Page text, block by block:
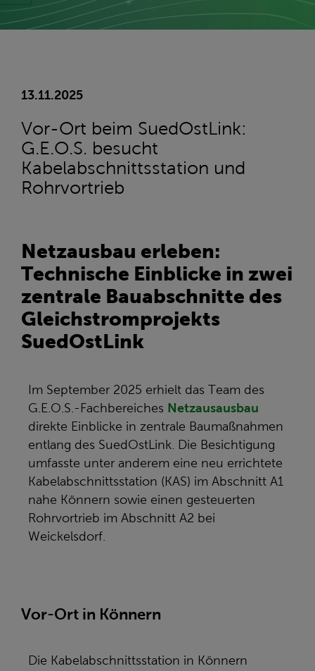
13.11.2025
Vor-Ort beim SuedOstLink:
G.E.O.S. besucht
Kabelabschnittsstation und
Rohrvortrieb
Netzausbau erleben:
Technische Einblicke in zwei
zentrale Bauabschnitte des
Gleichstromprojekts
SuedOstLink
Im September 2025 erhielt das Team des
G.E.O.S.-Fachbereiches Netzausausbau
direkte Einblicke in zentrale Baumaßnahmen
entlang des SuedOstLink. Die Besichtigung
umfasste unter anderem eine neu errichtete
Kabelabschnittsstation (KAS) im Abschnitt A1
nahe Könnern sowie einen gesteuerten
Rohrvortrieb im Abschnitt A2 bei
Weickelsdorf.
Vor-Ort in Könnern
Die Kabelabschnittsstation in Könnern